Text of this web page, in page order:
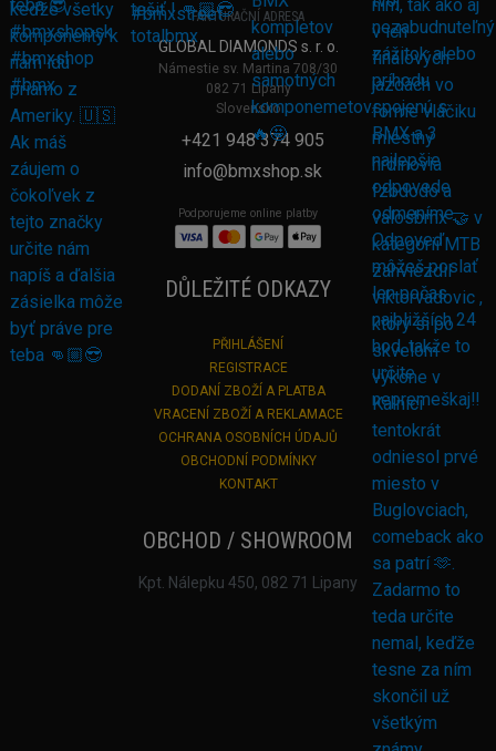
FAKTURAČNÍ ADRESA
GLOBAL DIAMONDS s. r. o.
Námestie sv. Martina 708/30
082 71 Lipany
Slovensko
+421 948 374 905
info@bmxshop.sk
Podporujeme online platby
DŮLEŽITÉ ODKAZY
PŘIHLÁŠENÍ
REGISTRACE
DODANÍ ZBOŽÍ A PLATBA
VRACENÍ ZBOŽÍ A REKLAMACE
OCHRANA OSOBNÍCH ÚDAJŮ
OBCHODNÍ PODMÍNKY
KONTAKT
OBCHOD / SHOWROOM
Kpt. Nálepku 450, 082 71 Lipany